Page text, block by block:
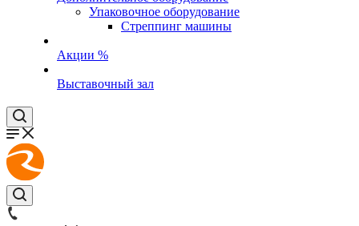
Упаковочное оборудование
Стреппинг машины
Акции %
Выставочный зал